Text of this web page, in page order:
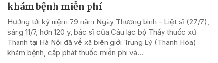
khám bệnh miễn phí
Hướng tới kỷ niệm 79 năm Ngày Thương binh - Liệt sĩ (27/7),
sáng 11/7, hơn 120 y, bác sĩ của Câu lạc bộ Thầy thuốc xứ
Thanh tại Hà Nội đã về xã biên giới Trung Lý (Thanh Hóa)
khám bệnh, cấp phát thuốc miễn phí và...